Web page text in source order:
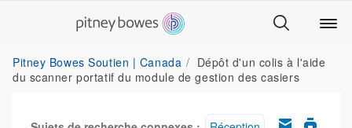
Pitney Bowes Soutien | Canada
Dépôt d'un colis à l'aide
du scanner portatif du module de gestion des casiers